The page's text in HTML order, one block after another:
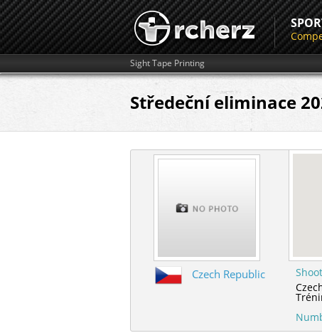
Sight Tape Printing
Středeční eliminace
Czech Republic